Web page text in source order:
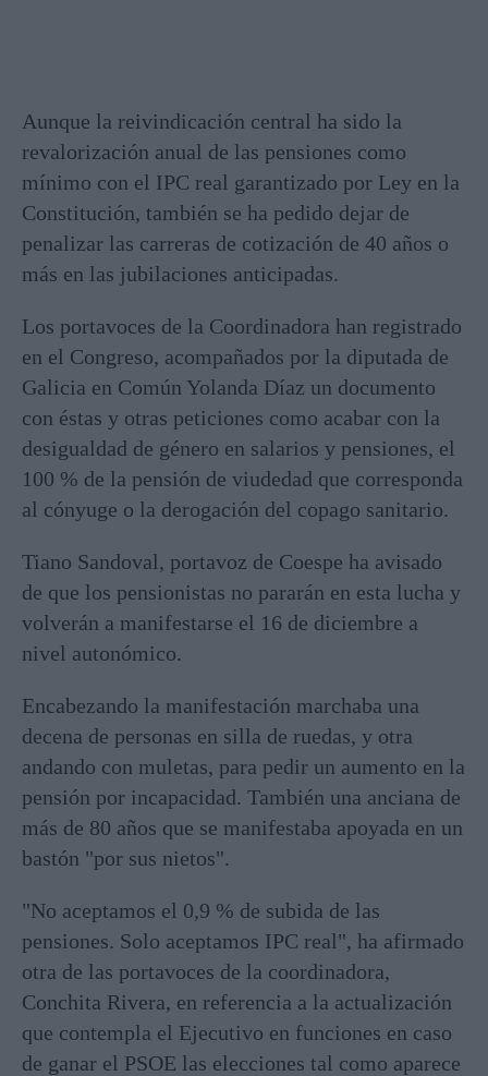
Aunque la reivindicación central ha sido la
revalorización anual de las pensiones como
mínimo con el IPC real garantizado por Ley en la
Constitución, también se ha pedido dejar de
penalizar las carreras de cotización de 40 años o
más en las jubilaciones anticipadas.
Los portavoces de la Coordinadora han registrado
en el Congreso, acompañados por la diputada de
Galicia en Común Yolanda Díaz un documento
con éstas y otras peticiones como acabar con la
desigualdad de género en salarios y pensiones, el
100 % de la pensión de viudedad que corresponda
al cónyuge o la derogación del copago sanitario.
Tiano Sandoval, portavoz de Coespe ha avisado
de que los pensionistas no pararán en esta lucha y
volverán a manifestarse el 16 de diciembre a
nivel autonómico.
Encabezando la manifestación marchaba una
decena de personas en silla de ruedas, y otra
andando con muletas, para pedir un aumento en la
pensión por incapacidad. También una anciana de
más de 80 años que se manifestaba apoyada en un
bastón "por sus nietos".
"No aceptamos el 0,9 % de subida de las
pensiones. Solo aceptamos IPC real", ha afirmado
otra de las portavoces de la coordinadora,
Conchita Rivera, en referencia a la actualización
que contempla el Ejecutivo en funciones en caso
de ganar el PSOE las elecciones tal como aparece